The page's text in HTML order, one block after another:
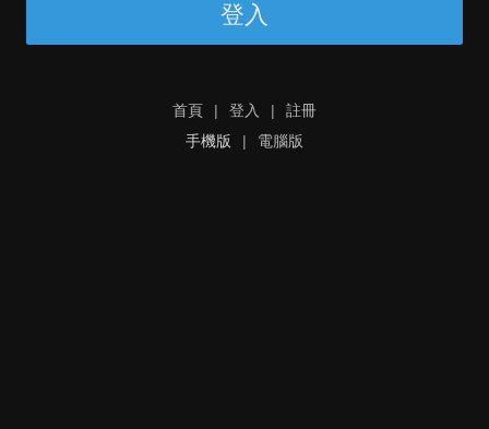
登入
首頁 | 登入 |
註冊
手機版
| 電腦版